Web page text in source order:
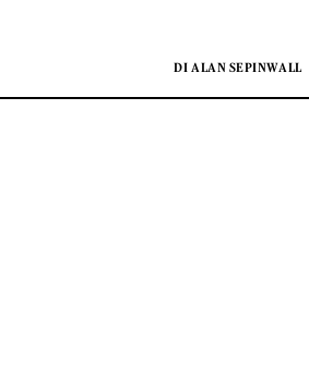
DI ALAN SEPINWALL